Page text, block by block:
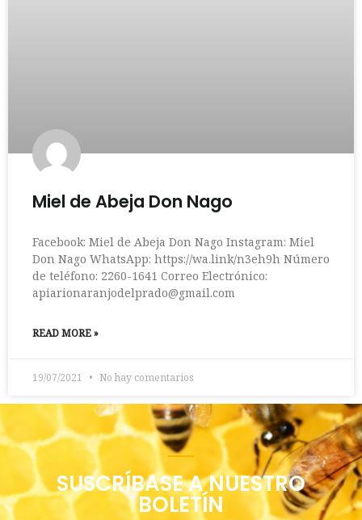
Miel de Abeja Don Nago
Facebook: Miel de Abeja Don Nago Instagram: Miel
Don Nago WhatsApp: https://wa.link/n3eh9h Número
de teléfono: 2260-1641 Correo Electrónico:
apiarionaranjodelprado@gmail.com
READ MORE »
19/07/2021 No hay comentarios
SUSCRÍBASE A NUESTRO
BOLETÍN